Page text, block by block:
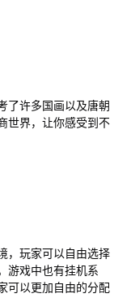
了许多国画以及唐朝
世界，让你感受到不
，玩家可以自由选择
游戏中也有挂机系
可以更加自由的分配